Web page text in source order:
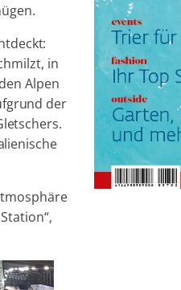
in
Alpen
der